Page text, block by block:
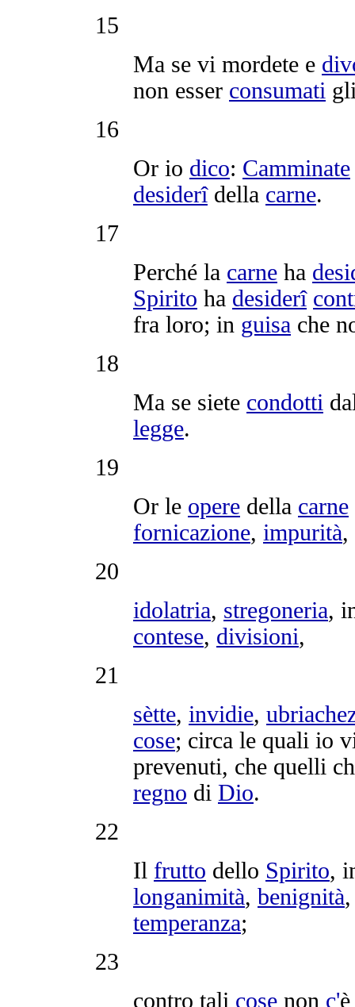
15
Ma se vi mordete e
non esser consumati
16
Or io dico: Camminate
desiderîdella carne.
17
Perché la carne ha
Spirito ha desiderî
fra loro; in guisa che
18
Ma se siete condotti
legge.
19
Or le opere della carne
fornicazione, impurità,
20
idolatria, stregoneria,
contese, divisioni,
21
sètte, invidie,
cose; circa le quali io
prevenuti, che quelli
regno di Dio.
22
Il frutto dello Spirito,
longanimità, benignità
temperanza;
23
contro tali cose non c'